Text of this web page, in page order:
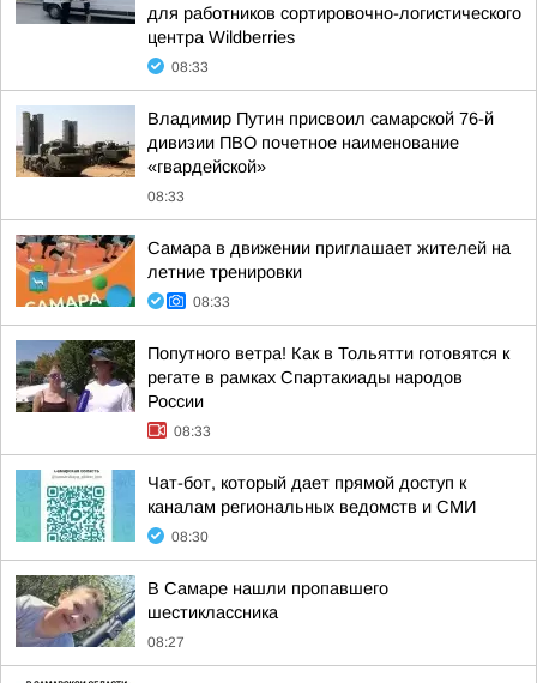
для работников сортировочно-логистического
центра Wildberries
08:33
Владимир Путин присвоил самарской 76-й
дивизии ПВО почетное наименование
«гвардейской»
08:33
Самара в движении приглашает жителей на
летние тренировки
08:33
Попутного ветра! Как в Тольятти готовятся к
регате в рамках Спартакиады народов
России
08:33
Чат-бот, который дает прямой доступ к
каналам региональных ведомств и СМИ
08:30
В Самаре нашли пропавшего
шестиклассника
08:27